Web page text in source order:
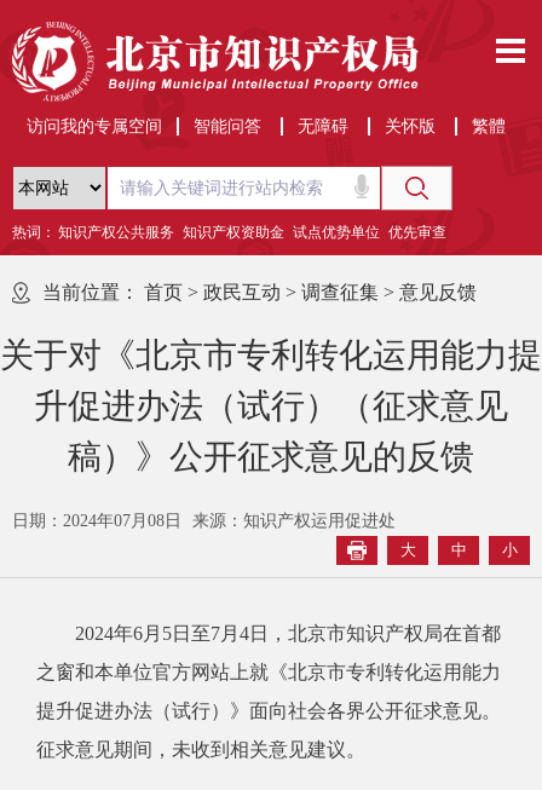
访问我的专属空间 智能问答 无障碍 关怀版 繁體
热词： 知识产权公共服务 知识产权资助金 试点优势单位 优先审查
当前位置： 首页 > 政民互动 > 调查征集 > 意见反馈
关于对《北京市专利转化运用能力提
升促进办法（试行）（征求意见
稿）》公开征求意见的反馈
日期：2024年07月08日
来源：知识产权运用促进处
大
中 小
2024年6月5日至7月4日，北京市知识产权局在首都
之窗和本单位官方网站上就《北京市专利转化运用能力
提升促进办法（试行）》面向社会各界公开征求意见。
征求意见期间，未收到相关意见建议。